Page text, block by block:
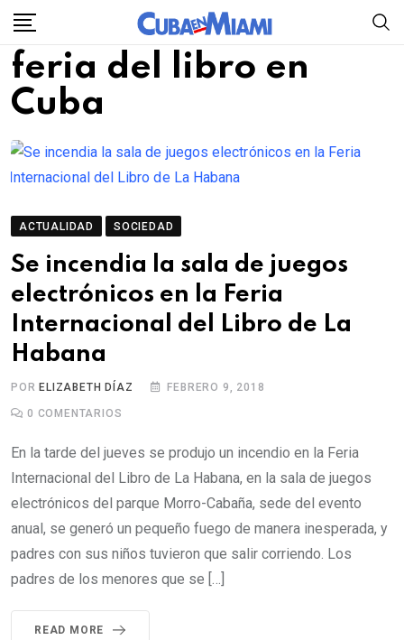
Skip
content
feria del libro en
Cuba
ACTUALIDAD SOCIEDAD
Se incendia la sala de juegos
electrónicos en la Feria
Internacional del Libro de La
Habana
POR ELIZABETH DÍAZ FEBRERO 9, 2018
0 COMENTARIOS
En la tarde del jueves se produjo un incendio en la Feria
Internacional del Libro de La Habana, en la sala de juegos
electrónicos del parque Morro-Cabaña, sede del evento
anual, se generó un pequeño fuego de manera inesperada, y
padres con sus niños tuvieron que salir corriendo. Los
padres de los menores que se […]
READ MORE